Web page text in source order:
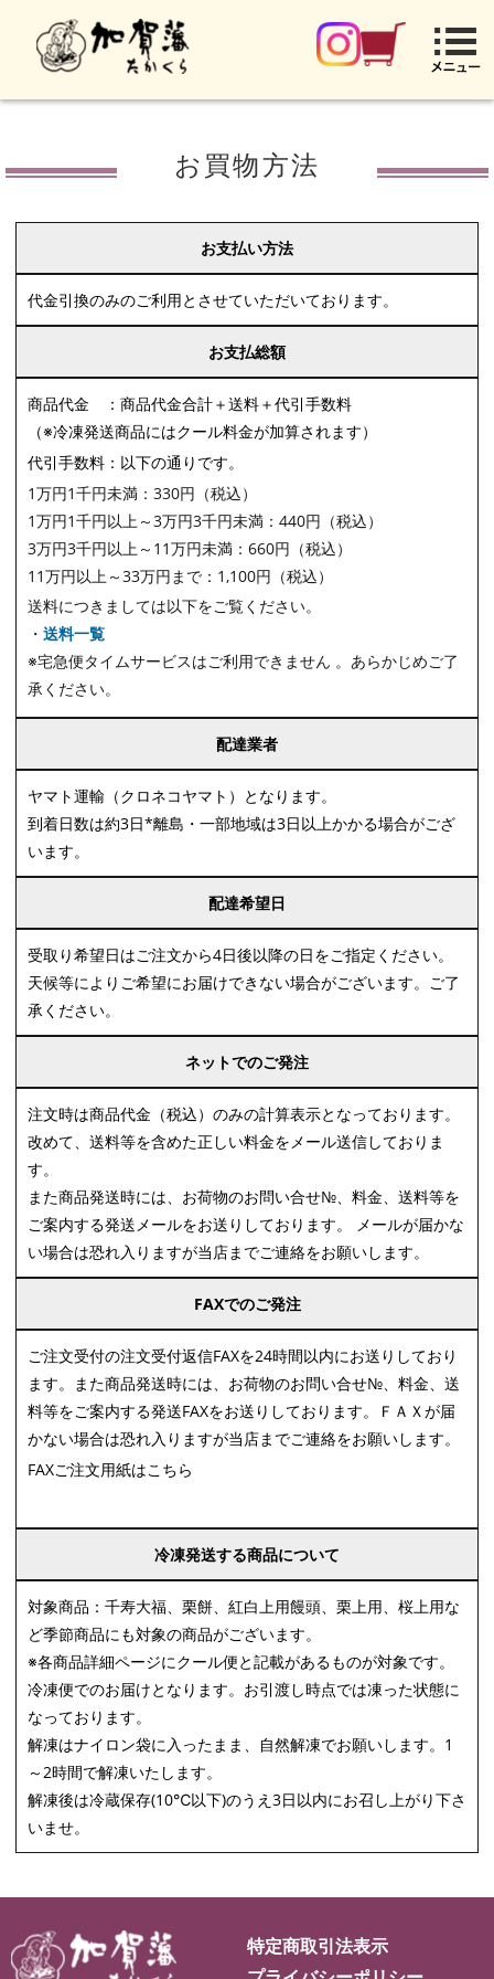
お買物方法
お支払い方法
代金引換のみのご利用とさせていただいております。
お支払総額
商品代金 ：商品代金合計＋送料＋代引手数料
（※冷凍発送商品にはクール料金が加算されます）
代引手数料：以下の通りです。
1万円1千円未満：330円（税込）
1万円1千円以上～3万円3千円未満：440円（税込）
3万円3千円以上～11万円未満：660円（税込）
11万円以上～33万円まで：1,100円（税込）
送料につきましては以下をご覧ください。
・ 送料一覧
※宅急便タイムサービスはご利用できません 。あらかじめご了
承ください。
配達業者
ヤマト運輸（クロネコヤマト）となります。
到着日数は約3日*離島・一部地域は3日以上かかる場合がござ
います。
配達希望日
受取り希望日はご注文から4日後以降の日をご指定ください。
天候等によりご希望にお届けできない場合がございます。ご了
承ください。
ネットでのご発注
注文時は商品代金（税込）のみの計算表示となっております。
改めて、送料等を含めた正しい料金をメール送信しておりま
す。
また商品発送時には、お荷物のお問い合せ№、料金、送料等を
ご案内する発送メールをお送りしております。 メールが届かな
い場合は恐れ入りますが当店までご連絡をお願いします。
FAXでのご発注
ご注文受付の注文受付返信FAXを24時間以内にお送りしており
ます。また商品発送時には、お荷物のお問い合せ№、料金、送
料等をご案内する発送FAXをお送りしております。ＦＡＸが届
かない場合は恐れ入りますが当店までご連絡をお願いします。
FAXご注文用紙はこちら
冷凍発送する商品について
対象商品：千寿大福、栗餅、紅白上用饅頭、栗上用、桜上用な
ど季節商品にも対象の商品がございます。
※各商品詳細ページにクール便と記載があるものが対象です。
冷凍便でのお届けとなります。お引渡し時点では凍った状態に
なっております。
解凍はナイロン袋に入ったまま、自然解凍でお願いします。1
～2時間で解凍いたします。
解凍後は冷蔵保存(10℃以下)のうえ3日以内にお召し上がり下さ
いませ。
特定商取引法表示